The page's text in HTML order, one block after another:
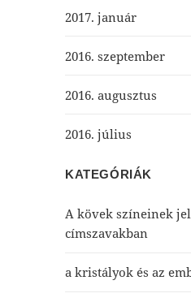
2017. január
2016. szeptember
2016. augusztus
2016. július
KATEGÓRIÁK
A kövek színeinek
címszavakban
a kristályok és az